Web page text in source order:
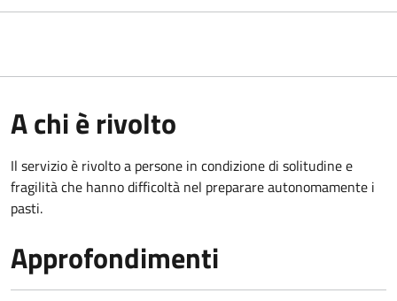
A chi è rivolto
Il servizio è rivolto a persone in condizione di solitudine e
fragilità che hanno difficoltà nel preparare autonomamente i
pasti.
Approfondimenti